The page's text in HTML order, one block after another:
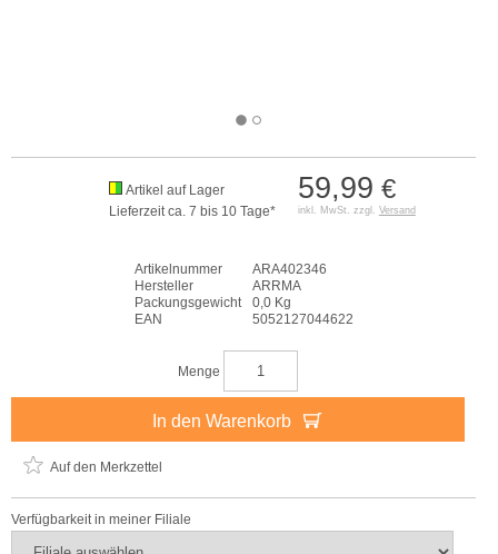
59,99 €
inkl. MwSt. zzgl. Versand
Artikel auf Lager
Lieferzeit ca. 7 bis 10 Tage*
Artikelnummer
ARA402346
Hersteller
ARRMA
Packungsgewicht
0,0 Kg
EAN
5052127044622
Menge
In den Warenkorb
Auf den Merkzettel
Verfügbarkeit in meiner Filiale